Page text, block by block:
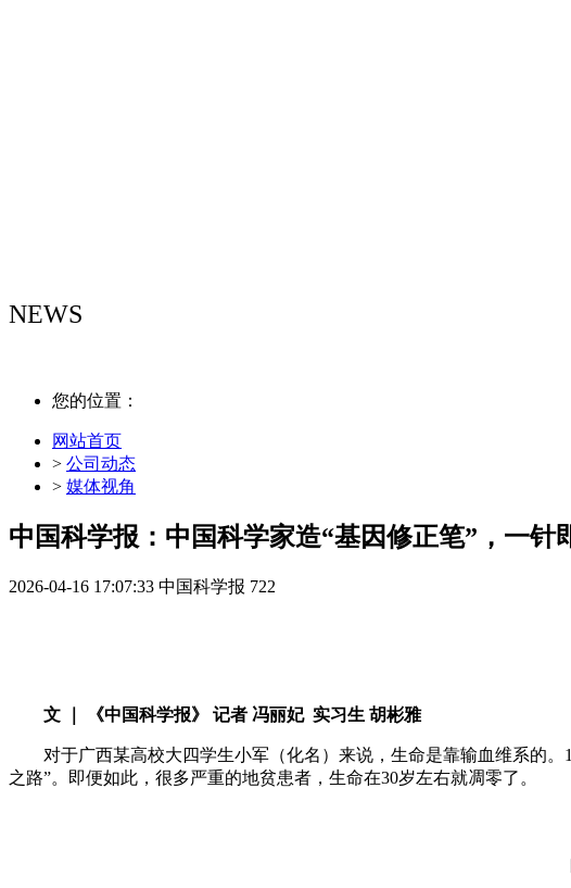
NEWS
您的位置：
网站首页
> 公司动态
> 媒体视角
中国科学报：中国科学家造“基因修正笔”，一针
2026-04-16 17:07:33 中国科学报 722
文 ｜ 《中国科学报》 记者 冯丽妃 实习生 胡彬雅
对于广西某高校大四学生小军（化名）来说，生命是靠输血维系的
之路”。即便如此，很多严重的地贫患者，生命在30岁左右就凋零了。